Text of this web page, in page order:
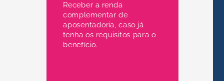
Receber a renda
complementar de
aposentadoria, caso já
tenha os requisitos para o
benefício.